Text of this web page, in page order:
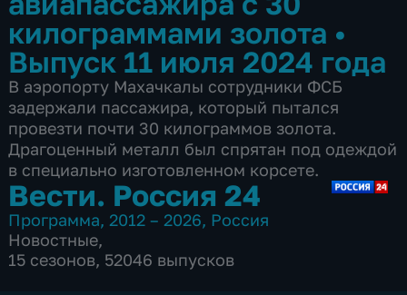
килограммами золота •
Выпуск 11 июля 2024 года
В аэропорту Махачкалы сотрудники ФСБ
задержали пассажира, который пытался
провезти почти 30 килограммов золота.
Драгоценный металл был спрятан под одеждой
в специально изготовленном корсете.
Вести. Россия 24
Программа, 2012 – 2026, Россия
Новостные,
15 сезонов, 52046 выпусков